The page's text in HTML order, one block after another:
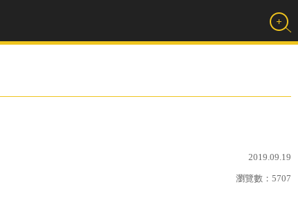
2019.09.19
瀏覽數： 5707